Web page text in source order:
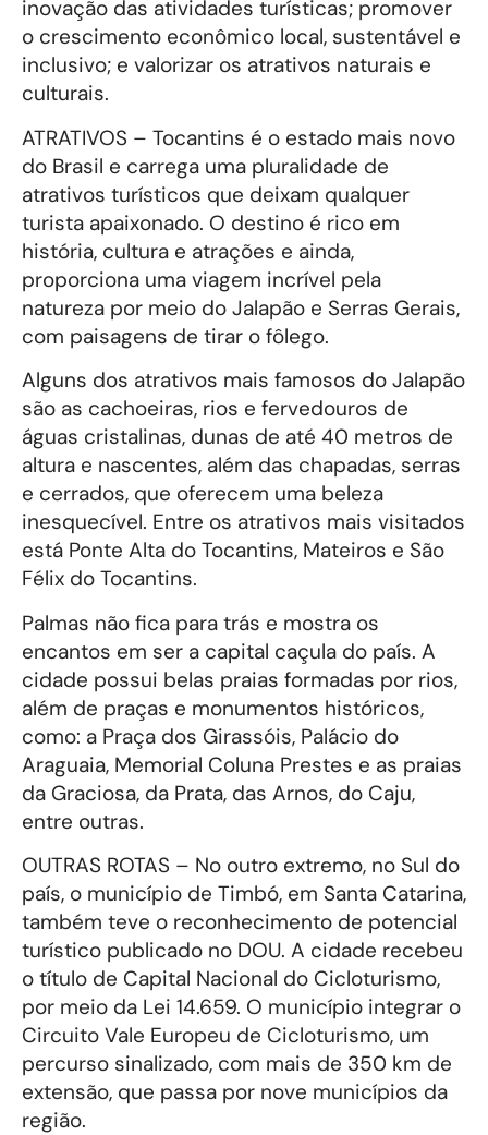
inovação das atividades turísticas; promover
o crescimento econômico local, sustentável e
inclusivo; e valorizar os atrativos naturais e
culturais.
ATRATIVOS – Tocantins é o estado mais novo
do Brasil e carrega uma pluralidade de
atrativos turísticos que deixam qualquer
turista apaixonado. O destino é rico em
história, cultura e atrações e ainda,
proporciona uma viagem incrível pela
natureza por meio do Jalapão e Serras Gerais,
com paisagens de tirar o fôlego.
Alguns dos atrativos mais famosos do Jalapão
são as cachoeiras, rios e fervedouros de
águas cristalinas, dunas de até 40 metros de
altura e nascentes, além das chapadas, serras
e cerrados, que oferecem uma beleza
inesquecível. Entre os atrativos mais visitados
está Ponte Alta do Tocantins, Mateiros e São
Félix do Tocantins.
Palmas não fica para trás e mostra os
encantos em ser a capital caçula do país. A
cidade possui belas praias formadas por rios,
além de praças e monumentos históricos,
como: a Praça dos Girassóis, Palácio do
Araguaia, Memorial Coluna Prestes e as praias
da Graciosa, da Prata, das Arnos, do Caju,
entre outras.
OUTRAS ROTAS – No outro extremo, no Sul do
país, o município de Timbó, em Santa Catarina,
também teve o reconhecimento de potencial
turístico publicado no DOU. A cidade recebeu
o título de Capital Nacional do Cicloturismo,
por meio da Lei 14.659. O município integrar o
Circuito Vale Europeu de Cicloturismo, um
percurso sinalizado, com mais de 350 km de
extensão, que passa por nove municípios da
região.